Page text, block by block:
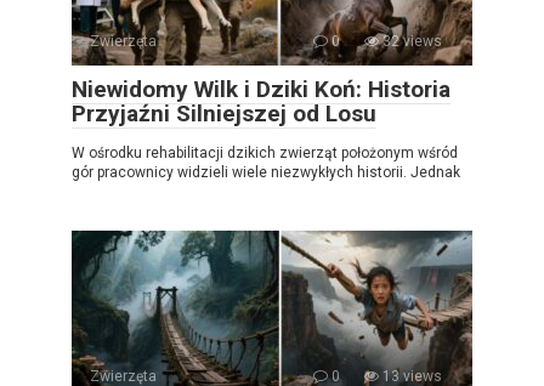
Zwierzęta 0 32 views
Niewidomy Wilk i Dziki Koń: Historia
Przyjaźni Silniejszej od Losu
W ośrodku rehabilitacji dzikich zwierząt położonym wśród
gór pracownicy widzieli wiele niezwykłych historii. Jednak
Zwierzęta 0 13 views